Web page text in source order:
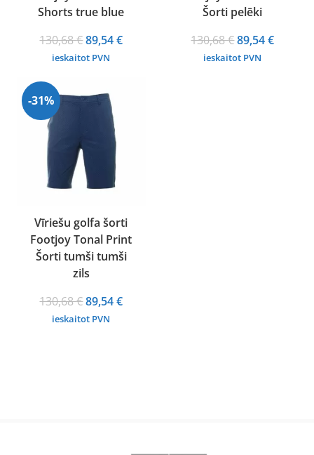
Shorts true blue
130,68€Original
price
130,68 €.
89,54€Current
ieskaitot PVN
Šorti pelēki
130,68€Original
price
89,54€
ieskaitot PVN
-31%
Vīriešu golfa šorti
Footjoy Tonal Print
Šorti tumši tumši
zils
130,68€Original
price
89,54€Current
ieskaitot PVN